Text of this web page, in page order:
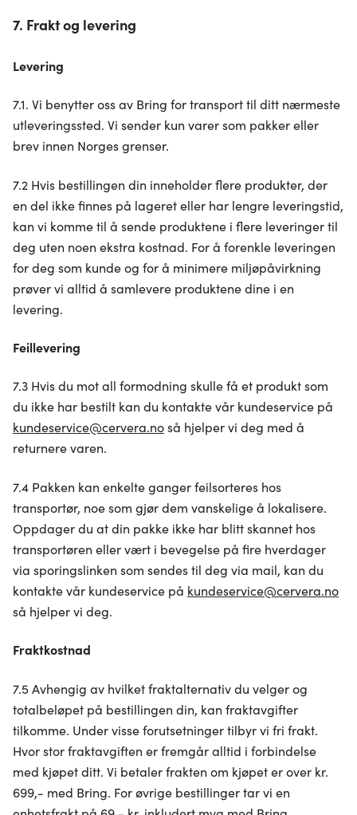
7. Frakt og levering
Levering
7.1. Vi benytter oss av Bring for transport til ditt nærmeste
utleveringssted. Vi sender kun varer som pakker eller
brev innen Norges grenser.
7.2 Hvis bestillingen din inneholder flere produkter, der
en del ikke finnes på lageret eller har lengre leveringstid,
kan vi komme til å sende produktene i flere leveringer til
deg uten noen ekstra kostnad. For å forenkle leveringen
for deg som kunde og for å minimere miljøpåvirkning
prøver vi alltid å samlevere produktene dine i en
levering.
Feillevering
7.3 Hvis du mot all formodning skulle få et produkt som
du ikke har bestilt kan du kontakte vår kundeservice på
kundeservice@cervera.noså hjelper vi deg med å
returnere varen.
7.4 Pakken kan enkelte ganger feilsorteres hos
transportør, noe som gjør dem vanskelige å lokalisere.
Oppdager du at din pakke ikke har blitt skannet hos
transportøren eller vært i bevegelse på fire hverdager
via sporingslinken som sendes til deg via mail, kan du
kontakte vår kundeservice på kundeservice@cervera.no
så hjelper vi deg.
Fraktkostnad
7.5 Avhengig av hvilket fraktalternativ du velger og
totalbeløpet på bestillingen din, kan fraktavgifter
tilkomme. Under visse forutsetninger tilbyr vi fri frakt.
Hvor stor fraktavgiften er fremgår alltid i forbindelse
med kjøpet ditt. Vi betaler frakten om kjøpet er over kr.
699,- med Bring. For øvrige bestillinger tar vi en